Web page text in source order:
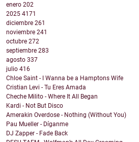
enero 202
2025 4171
diciembre 261
noviembre 241
octubre 272
septiembre 283
agosto 337
julio 416
Chloe Saint - I Wanna be a Hamptons Wife
Cristian Levi - Tu Eres Amada
Cheche Milito - Where It All Began
Kardi - Not But Disco
Amerakin Overdose - Nothing (Without You)
Pau Mueller - Díganme
DJ Zapper - Fade Back